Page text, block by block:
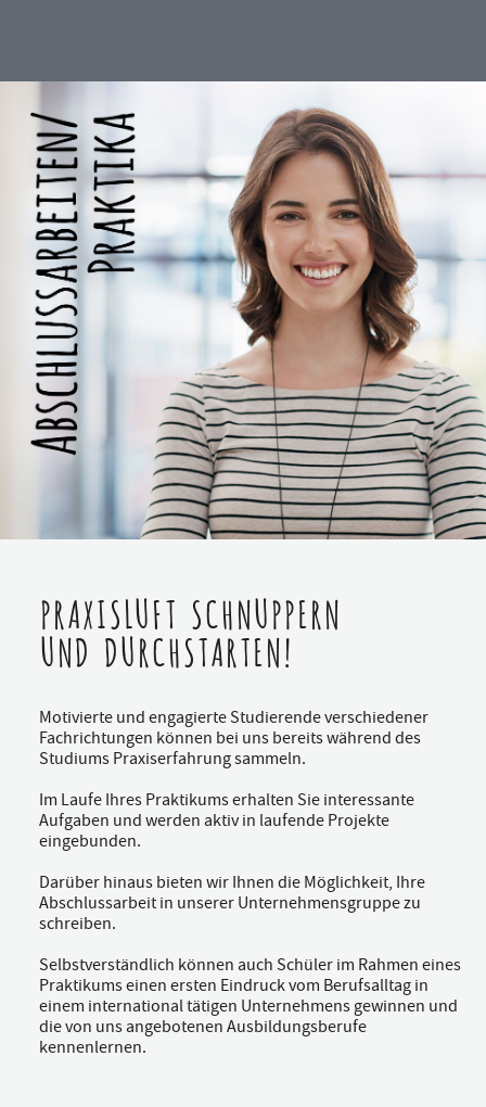
PRAXISLUFT SCHNUPPERN
UND DURCHSTARTEN!
Motivierte und engagierte Studierende verschiedener
Fachrichtungen können bei uns bereits während des
Studiums Praxiserfahrung sammeln.
Im Laufe Ihres Praktikums erhalten Sie interessante
Aufgaben und werden aktiv in laufende Projekte
eingebunden.
Darüber hinaus bieten wir Ihnen die Möglichkeit, Ihre
Abschlussarbeit in unserer Unternehmensgruppe zu
schreiben.
Selbstverständlich können auch Schüler im Rahmen eines
Praktikums einen ersten Eindruck vom Berufsalltag in
einem international tätigen Unternehmens gewinnen und
die von uns angebotenen Ausbildungsberufe
kennenlernen.